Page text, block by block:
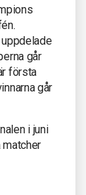
går
första
går
i juni